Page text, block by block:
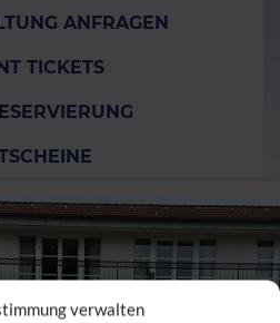
verwalten
ANFRAGEN
TICKETS